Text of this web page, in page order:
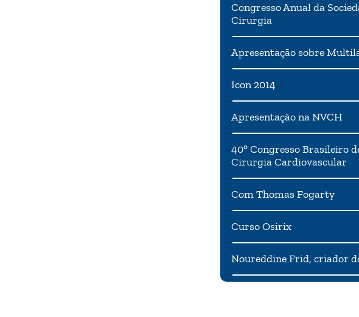
Congresso Anual da
Cirurgia
Apresentação sobre
Icon 2014
Apresentação na NVCH
40° Congresso Brasileiro
Cirurgia Cardiovascular
Com Thomas Fogarty
Curso Osirix
Noureddine Frid, criador